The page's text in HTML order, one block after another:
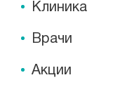
Клиника
Врачи
Акции